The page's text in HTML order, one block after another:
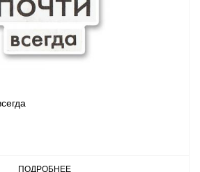
ПОДРОБНЕЕ